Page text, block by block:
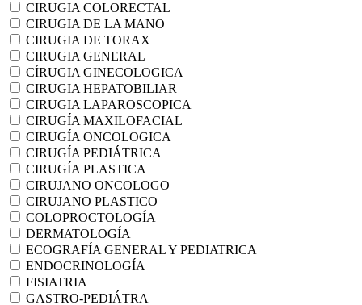
CIRUGIA COLORECTAL
CIRUGIA DE LA MANO
CIRUGIA DE TORAX
CIRUGIA GENERAL
CÍRUGIA GINECOLOGICA
CIRUGIA HEPATOBILIAR
CIRUGIA LAPAROSCOPICA
CIRUGÍA MAXILOFACIAL
CIRUGÍA ONCOLOGICA
CIRUGÍA PEDIÁTRICA
CIRUGÍA PLASTICA
CIRUJANO ONCOLOGO
CIRUJANO PLASTICO
COLOPROCTOLOGÍA
DERMATOLOGÍA
ECOGRAFÍA GENERAL Y PEDIATRICA
ENDOCRINOLOGÍA
FISIATRIA
GASTRO-PEDIÁTRA